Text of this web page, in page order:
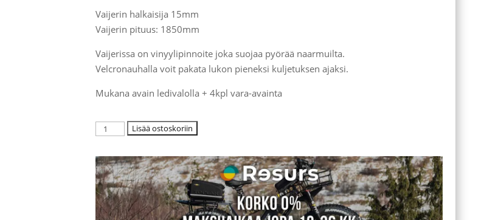
Vaijerin halkaisija 15mm
Vaijerin pituus: 1850mm
Vaijerissa on vinyylipinnoite joka suojaa pyörää naarmuilta.
Velcronauhalla voit pakata lukon pieneksi kuljetuksen ajaksi.
Mukana avain ledivalolla + 4kpl vara-avainta
Vaijerilukko
|
XLC
määrä
Lisää ostoskoriin